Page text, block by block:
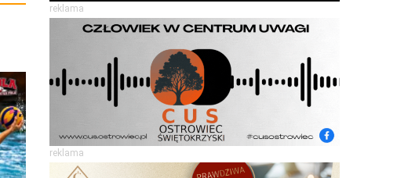
reklama
reklama